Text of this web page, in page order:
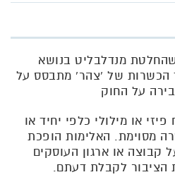
מנדלבליט בנושא
הכשרות של 'צהר' מתבסס על
על החוק
או מילולי כלפי יחיד או
מסוימת. האלימות הופכת
קבוצה או ארגון העוסקים
הציבור לקבלת דעתם.